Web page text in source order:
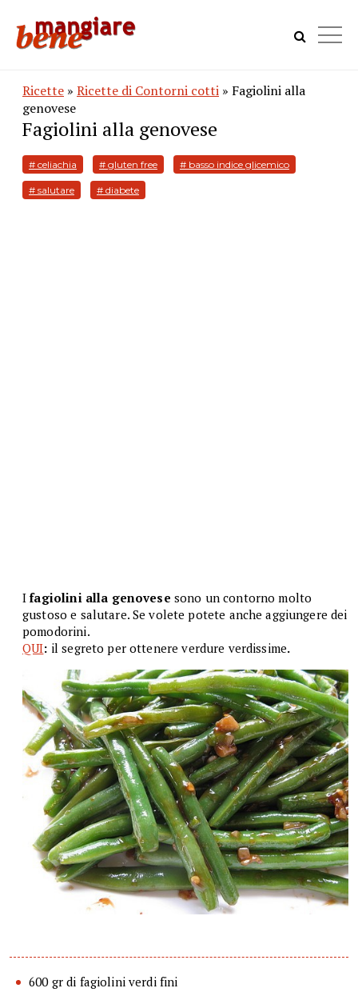
Ricette » Ricette di Contorni cotti » Fagiolini alla
genovese
Fagiolini alla genovese
# celiachia # gluten free # basso indice glicemico
# salutare # diabete
Ifagiolini alla genovese sono un contorno molto
gustoso e salutare. Se volete potete anche aggiungere dei
pomodorini.
QUI: il segreto per ottenere verdure verdissime.
600 gr di fagiolini verdi fini